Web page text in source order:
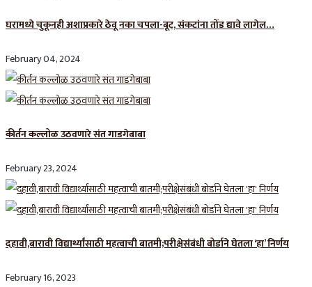
घरामध्ये चुकूनही अशाप्रकारे ठेवू नका चपला-बूट, संकटांना तोंड द्यावे लागेल…
February 04, 2024
कीर्तन कल्लोळ उठवणारे संत गाडगेबाबा
February 23, 2024
दहावी,बारावी विद्यार्थ्यांसाठी महत्वाची बातमी;परीक्षेसंबंधी बोर्डाने घेतला ‘हा’ निर्णय
February 16, 2023